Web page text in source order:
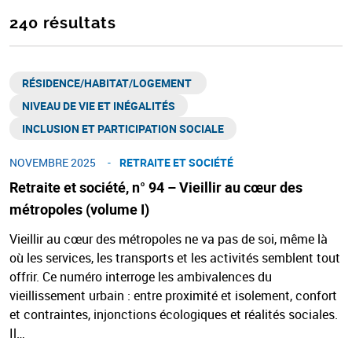
240 résultats
Retraite et société, n° 94 – Vieillir au cœur des
métropoles (volume I)
RÉSIDENCE/HABITAT/LOGEMENT ​
NIVEAU DE VIE ET INÉGALITÉS​
INCLUSION ET PARTICIPATION SOCIALE
NOVEMBRE 2025 RETRAITE ET SOCIÉTÉ​
Vieillir au cœur des métropoles ne va pas de soi, même là
où les services, les transports et les activités semblent tout
offrir. Ce numéro interroge les ambivalences du
vieillissement urbain : entre proximité et isolement, confort
et contraintes, injonctions écologiques et réalités sociales.
Il…